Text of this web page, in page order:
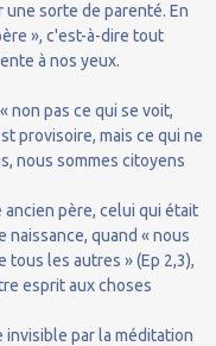
sorte de parenté. En
», c'est-à-dire tout
à nos yeux.
non pas ce qui se voit,
provisoire, mais ce qui ne
nous sommes citoyens
ancien père, celui qui était
quand « nous
tous les autres » (Ep 2,3),
esprit aux choses
invisible par la méditation